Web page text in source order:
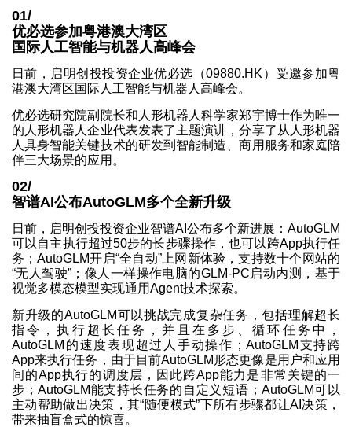
01/
优必选参加粤港澳大湾区
国际人工智能与机器人高峰会
日前，启明创投投资企业优必选（09880.HK）受邀参加粤
港澳大湾区国际人工智能与机器人高峰会。
优必选研究院副院长和人形机器人科学家郑宇博士作为唯一
的人形机器人企业代表发表了主题演讲，分享了从人形机器
人具身智能关键技术的研发到智能制造、商用服务和家庭陪
伴三大场景的应用。
02/
智谱AI公布AutoGLM多个全新升级
日前，启明创投投资企业智谱AI公布多个新进展：AutoGLM
可以自主执行超过50步的长步骤操作，也可以跨App执行任
务；AutoGLM开启“全自动”上网新体验，支持数十个网站的
“无人驾驶”；像人一样操作电脑的GLM-PC启动内测，基于
视觉多模态模型实现通用Agent技术探索。
新升级的AutoGLM可以挑战完成复杂任务，包括理解超长
指令，执行超长任务，并且在多步、循环任务中，
AutoGLM的速度表现超过人手动操作；AutoGLM支持跨
App来执行任务，由于目前AutoGLM形态更像是用户和应用
间的App执行的调度层，因此跨App能力是非常关键的一
步；AutoGLM能支持长任务的自定义短语；AutoGLM可以
主动帮助做出决策，其“随便模式”下所有步骤都让AI决策，
带来抽盲盒式的惊喜。